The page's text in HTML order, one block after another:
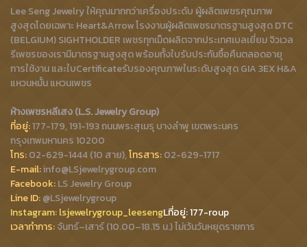
Lee Seng Jewelry ให้คุณมากกว่าเครื่องประดับ ผู้ผลิตเพชรคุณภาพ
สูงสุดโดยเฉพาะ Heart&Arrow โรงงานผู้ผลิตเพชรมาตรฐานสูงสุด DTC
(BELGIUM) SIGHTHOLDER เพชรทุกเม็ดผลิตจากประเทศเบลเยี่ยม จิวเวล
รีเพชรของเรามีมาตรฐานสูงสุด พร้อมทั้งใบรับประกันซื้อคืนตลอดอายุ
การใช้งาน และใบCertificateรับรองคุณภาพในระดับสูงสุด GIA 3EX H&A
แหวนหมั้น แหวนเพชร
ห้างเพชรหลีเสง (L.S. Jewelry Group)
ที่อยู่:177-179, 191-193 ถนนพระสุเมรุ บางลำพู เขตพระนคร
กรุงเทพมหานคร 10200
โทร:02-629-1444 (10 สาย),โทรสาร:02-629-1717
E-mail:info@LSjewelrygroup.com
Facebook:LS Jewelry Group
Line ID:@LSjewelrygroup
Instagram:lsjewelrygroup_leesengLที่อยู่: 177-roup
เวลาทำการ:จันทร์–เสาร์ (10.00–18.15 น.) ไม่เว้นวันหยุดราชการ